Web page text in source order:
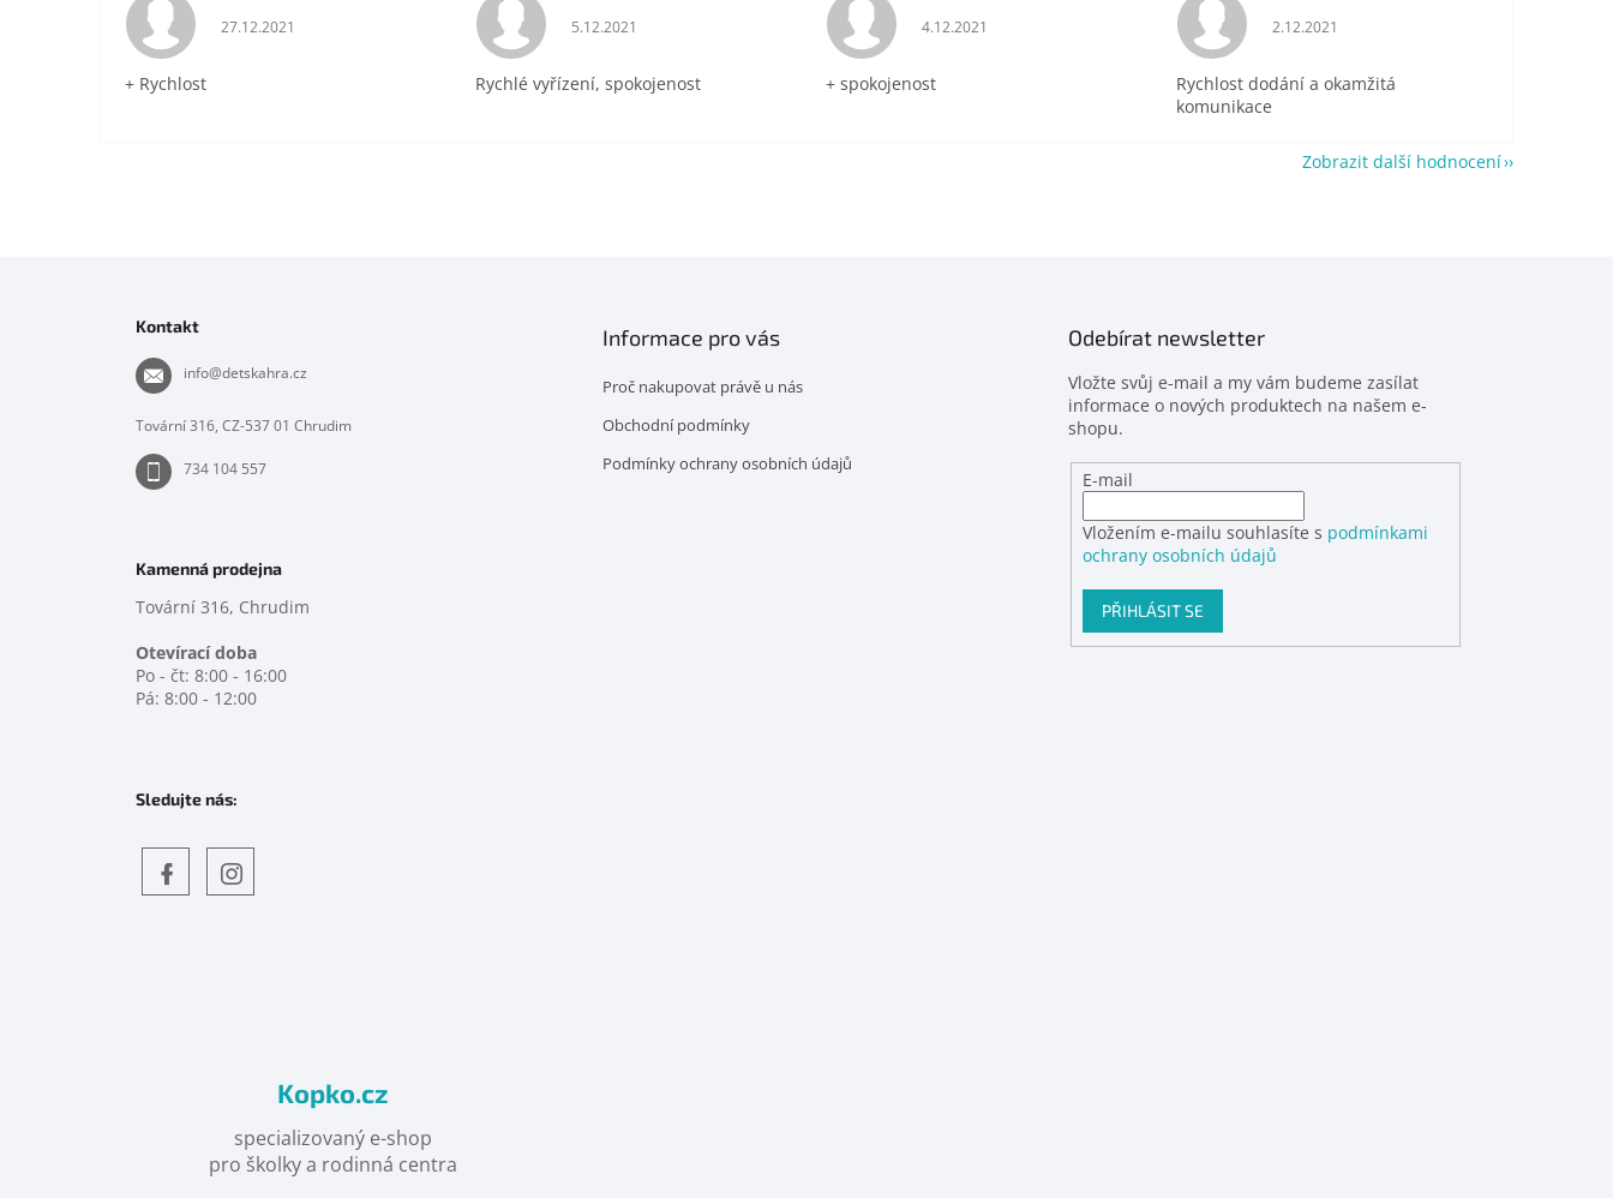
Hodnocení obchodu je 5 z 5 hvězdiček.
27.12.2021
+ Rychlost
Hodnocení obchodu je 5 z 5 hvězdiček.
5.12.2021
Rychlé vyřízení, spokojenost
Hodnocení obchodu je 5 z 5 hvězdiček.
4.12.2021
+ spokojenost
Hodnocení obchodu je 5 z 5 hvězdiček.
2.12.2021
Rychlost dodání a okamžitá
komunikace
Zobrazit další hodnocení
Kontakt
info@detskahra.cz
Tovární 316, CZ-537 01 Chrudim
734 104 557
Kamenná prodejna
Tovární 316, Chrudim
Otevírací doba
Po - čt: 8:00 - 16:00
Pá: 8:00 - 12:00
Sledujte nás:
Informace pro vás
Proč nakupovat právě u nás
Obchodní podmínky
Podmínky ochrany osobních údajů
Odebírat newsletter
Vložte svůj e-mail a my vám budeme zasílat
informace o nových produktech na našem e-
shopu.
E-mail
Vložením e-mailu souhlasíte s podmínkami
ochrany osobních údajů
PŘIHLÁSIT SE
Kopko.cz
specializovaný e-shop
pro školky a rodinná centra